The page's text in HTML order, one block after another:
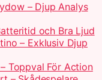
– Djup Analys
och Bra Ljud
– Exklusiv Djup
Toppval För Action